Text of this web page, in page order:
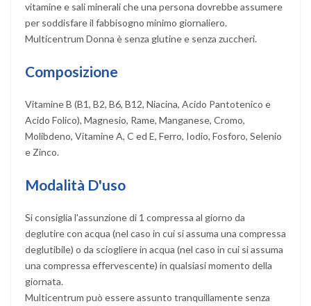
vitamine e sali minerali che una persona dovrebbe assumere
per soddisfare il fabbisogno minimo giornaliero.
Multicentrum Donna è senza glutine e senza zuccheri.
Composizione
Vitamine B (B1, B2, B6, B12, Niacina, Acido Pantotenico e
Acido Folico), Magnesio, Rame, Manganese, Cromo,
Molibdeno, Vitamine A, C ed E, Ferro, Iodio, Fosforo, Selenio
e Zinco.
Modalità D'uso
Si consiglia l'assunzione di 1 compressa al giorno da
deglutire con acqua (nel caso in cui si assuma una compressa
deglutibile) o da sciogliere in acqua (nel caso in cui si assuma
una compressa effervescente) in qualsiasi momento della
giornata.
Multicentrum può essere assunto tranquillamente senza